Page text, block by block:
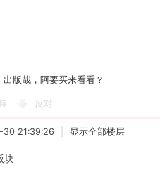
出版哉，阿要买来看看？
反对
30 21:39:26 显示全部楼层
块